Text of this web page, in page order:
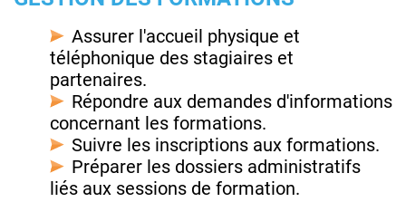
Assurer l'accueil physique et
téléphonique des stagiaires et
partenaires.
Répondre aux demandes d'informations
concernant les formations.
Suivre les inscriptions aux formations.
Préparer les dossiers administratifs
liés aux sessions de formation.